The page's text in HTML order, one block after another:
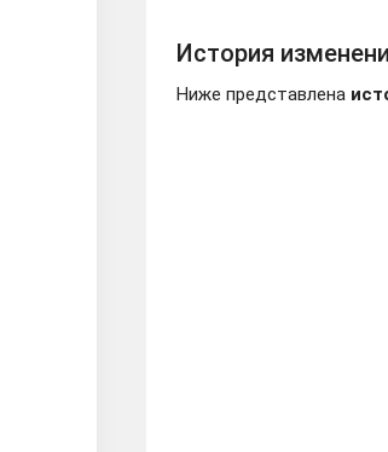
История
Ниже представлена